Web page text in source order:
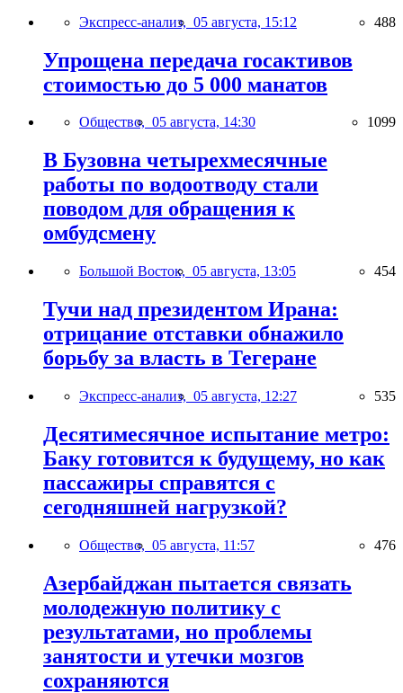
Экспресс-анализ, 05 августа, 15:12 488
Упрощена передача госактивов
стоимостью до 5 000 манатов
Общество, 05 августа, 14:30 1099
В Бузовна четырехмесячные
работы по водоотводу стали
поводом для обращения к
омбудсмену
Большой Восток, 05 августа, 13:05 454
Тучи над президентом Ирана:
отрицание отставки обнажило
борьбу за власть в Тегеране
Экспресс-анализ, 05 августа, 12:27 535
Десятимесячное испытание метро:
Баку готовится к будущему, но как
пассажиры справятся с
сегодняшней нагрузкой?
Общество, 05 августа, 11:57 476
Азербайджан пытается связать
молодежную политику с
результатами, но проблемы
занятости и утечки мозгов
сохраняются